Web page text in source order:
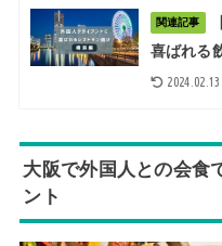
関連記事
喜ばれる
2024.02.13
大阪で外国人との会食
ント